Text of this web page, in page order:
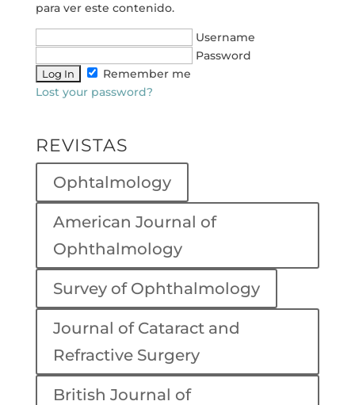
para ver este contenido.
Username
Password
Remember me
Lost your password?
REVISTAS
Ophtalmology
American Journal of
Ophthalmology
Survey of Ophthalmology
Journal of Cataract and
Refractive Surgery
British Journal of